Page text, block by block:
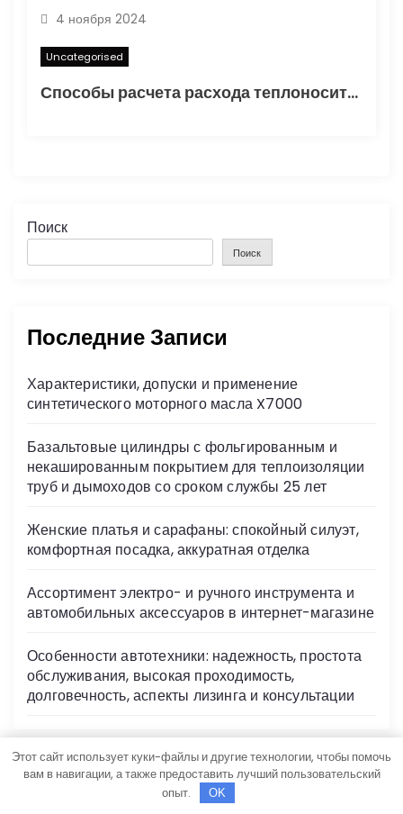
4 ноября 2024
Uncategorised
Способы расчета расхода теплоносителя для системы отопления
Поиск
Поиск
Последние Записи
Характеристики, допуски и применение
синтетического моторного масла X7000
Базальтовые цилиндры с фольгированным и
некашированным покрытием для теплоизоляции
труб и дымоходов со сроком службы 25 лет
Женские платья и сарафаны: спокойный силуэт,
комфортная посадка, аккуратная отделка
Ассортимент электро- и ручного инструмента и
автомобильных аксессуаров в интернет-магазине
Особенности автотехники: надежность, простота
обслуживания, высокая проходимость,
долговечность, аспекты лизинга и консультации
Архив
Этот сайт использует куки-файлы и другие технологии, чтобы помочь
вам в навигации, а также предоставить лучший пользовательский
опыт.
OK